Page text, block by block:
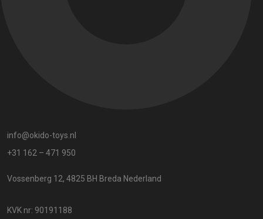
info@okido-toys.nl
+31 162 – 471 950
Vossenberg 12, 4825 BH Breda Nederland
KVK nr: 90191188